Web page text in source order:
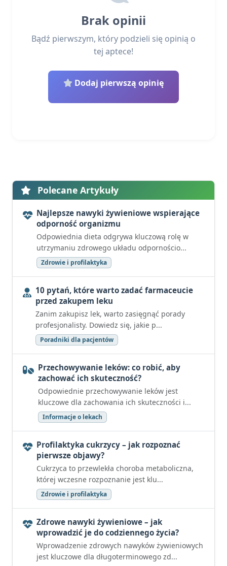
Brak opinii
Bądź pierwszym, który podzieli się opinią o
tej aptece!
Dodaj pierwszą opinię
Polecane Artykuły
Najlepsze nawyki żywieniowe wspierające
odporność organizmu
Odpowiednia dieta odgrywa kluczową rolę w
utrzymaniu zdrowego układu odpornościo...
Zdrowie i profilaktyka
10 pytań, które warto zadać farmaceucie
przed zakupem leku
Zanim zakupisz lek, warto zasięgnąć porady
profesjonalisty. Dowiedz się, jakie p...
Poradniki dla pacjentów
Przechowywanie leków: co robić, aby
zachować ich skuteczność?
Odpowiednie przechowywanie leków jest
kluczowe dla zachowania ich skuteczności i...
Informacje o lekach
Profilaktyka cukrzycy – jak rozpoznać
pierwsze objawy?
Cukrzyca to przewlekła choroba metaboliczna,
której wczesne rozpoznanie jest klu...
Zdrowie i profilaktyka
Zdrowe nawyki żywieniowe – jak
wprowadzić je do codziennego życia?
Wprowadzenie zdrowych nawyków żywieniowych
jest kluczowe dla długoterminowego zd...